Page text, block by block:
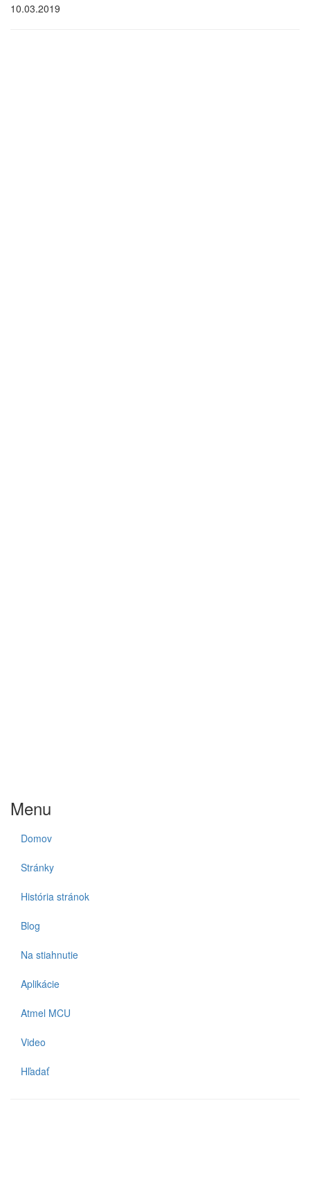
10.03.2019
Menu
Domov
Stránky
História stránok
Blog
Na stiahnutie
Aplikácie
Atmel MCU
Video
Hľadať